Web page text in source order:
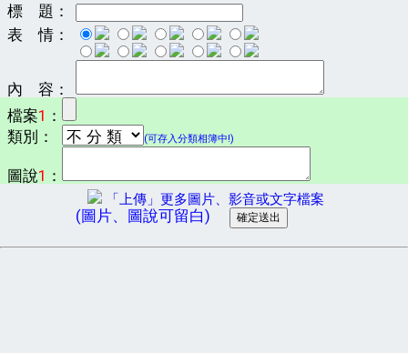
標 題：
表 情：
內 容：
檔案1 ：
類別：
(可存入分類相簿中!)
圖說1 ：
「上傳」更多圖片、影音或文字檔案
(圖片、圖說可留白)